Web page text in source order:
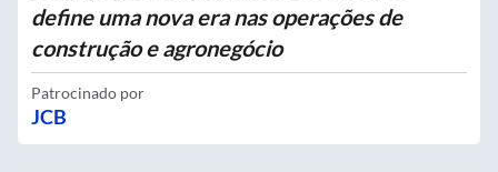
define uma nova era nas operações de
construção e agronegócio
Patrocinado por
JCB